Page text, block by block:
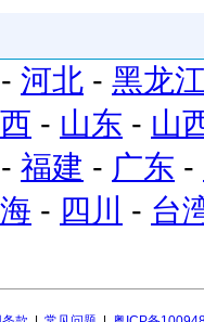
- 河北 - 黑龙
- 山东 - 山
- 福建 - 广东 -
海 - 四川 - 台